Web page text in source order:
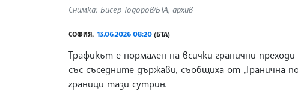
Снимка: Бисер Тодоров/БТА, архив
СОФИЯ, 13.06.2026 08:20 (БТА)
Трафикът е нормален на всички гранични
със съседните държави, съобщиха от „Гранична
граници тази сутрин.